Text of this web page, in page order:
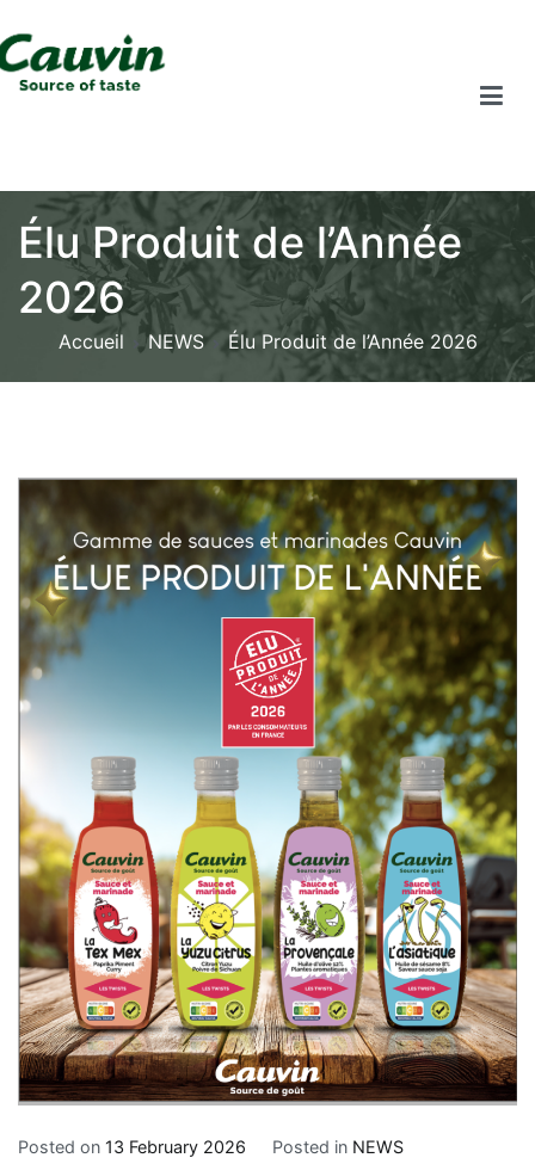
Élu Produit de l’Année
2026
Accueil NEWS Élu Produit de l’Année 2026
Posted on 13 February 2026 Posted in NEWS